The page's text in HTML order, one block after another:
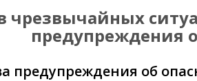
чрезвычайных
предупреждения
предупреждения об